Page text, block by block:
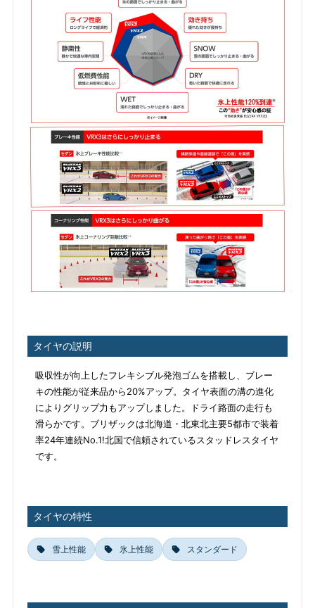
タイヤの説明
吸収性が向上したフレキシブル発泡ゴムを搭載し、ブレー
キの性能が従来品から20%アップ。タイヤ表面の溝の進化
によりグリップ力もアップしました。ドライ路面の走行も
滑らかです。ブリザックは北海道・北東北主要5都市で装着
率24年連続No.1!北国で信頼されているスタッドレスタイヤ
です。
タイヤの特性
雪上性能 氷上性能 スタンダード